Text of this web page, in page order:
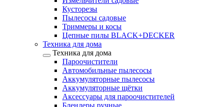
Кусторезы
Пылесосы садовые
Триммеры и косы
Цепные пилы BLACK+DECKER
Техника для дома
Техника для дома
Пароочистители
Автомобильные пылесосы
Аккумуляторные пылесосы
Аккумуляторные щётки
Аксессуары для пароочистителей
Блендеры ручные